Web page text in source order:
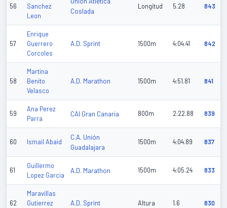
56
Sanchez
Leon
Coslada
Longitud 5.28 843
57
Enrique
Guerrero
Corcoles
A.D. Sprint 1500m 4:04.41 842
58
Martina
Benito
Velasco
A.D. Marathon 1500m 4:51.81 841
59
Ana Perez
Parra
CAI Gran Canaria 800m 2:22.88 839
60 Ismail Abaid
C.A. Unión
Guadalajara
1500m 4:04.89 837
61
Guillermo
Lopez Garcia
A.D. Marathon 1500m 4:05.24 833
62
Maravillas
Gutierrez
A.D. Sprint Altura 1.6 830